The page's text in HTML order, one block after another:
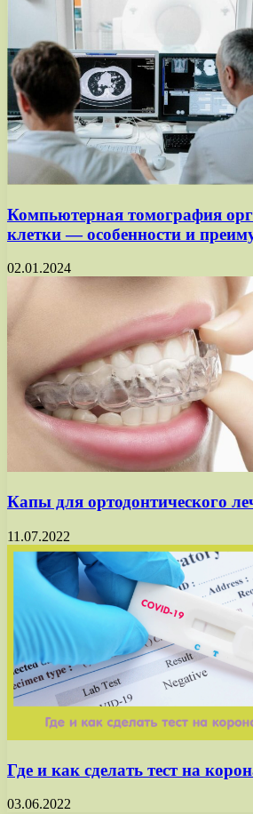
Компьютерная томография
клетки — особенности и
02.01.2024
Капы для ортодонтического
11.07.2022
Где и как сделать тест на
03.06.2022